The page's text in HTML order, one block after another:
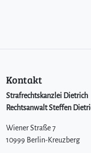
Kontakt
Strafrechtskanzlei Dietrich
Rechtsanwalt Steffen
Wiener Straße 7
10999 Berlin-Kreuzberg